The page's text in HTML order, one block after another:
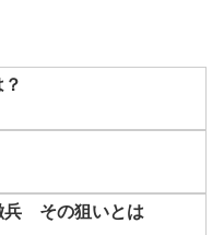
兵 その狙いとは